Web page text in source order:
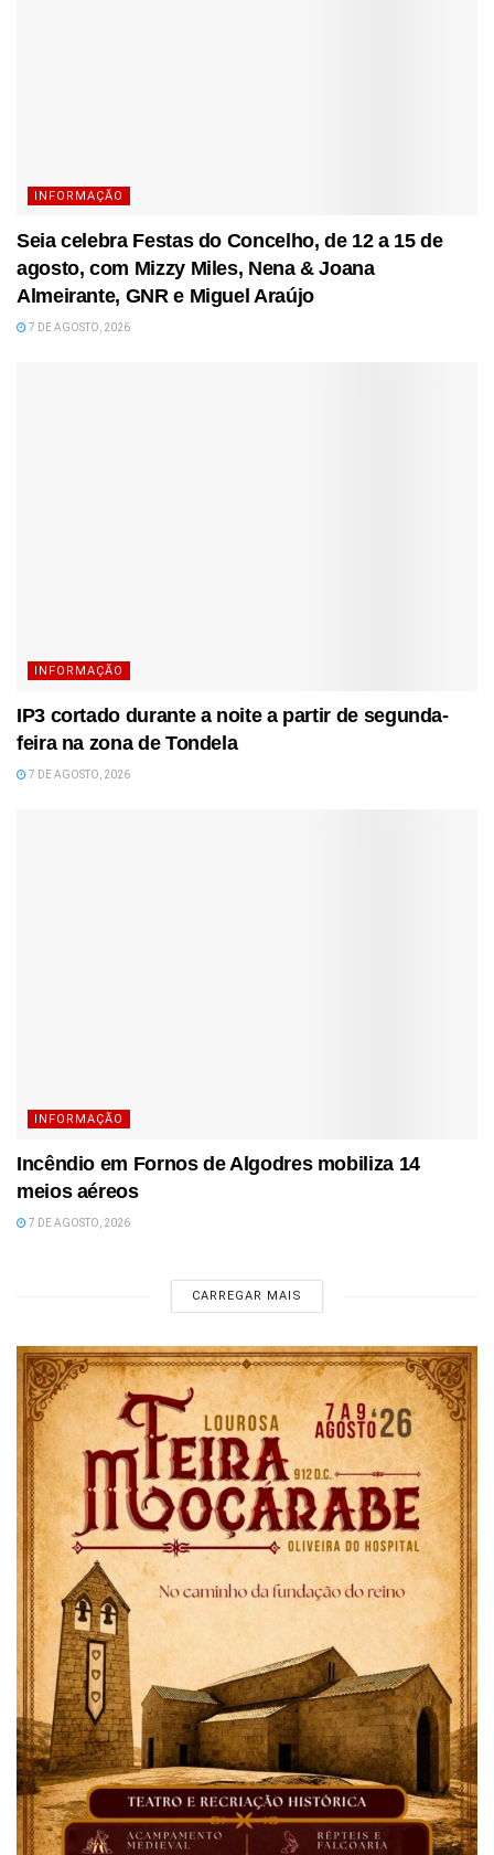
INFORMAÇÃO
Seia celebra Festas do Concelho, de 12 a 15 de
agosto, com Mizzy Miles, Nena & Joana
Almeirante, GNR e Miguel Araújo
7 DE AGOSTO, 2026
INFORMAÇÃO
IP3 cortado durante a noite a partir de segunda-
feira na zona de Tondela
7 DE AGOSTO, 2026
INFORMAÇÃO
Incêndio em Fornos de Algodres mobiliza 14
meios aéreos
7 DE AGOSTO, 2026
CARREGAR MAIS